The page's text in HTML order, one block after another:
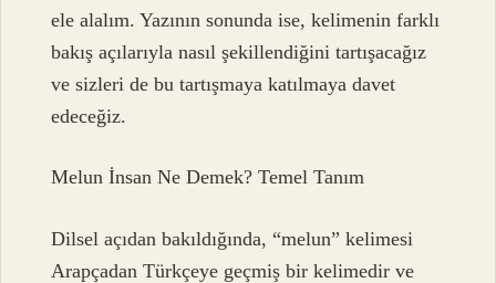
ele alalım. Yazının sonunda ise, kelimenin farklı
bakış açılarıyla nasıl şekillendiğini tartışacağız
ve sizleri de bu tartışmaya katılmaya davet
edeceğiz.
Melun İnsan Ne Demek? Temel Tanım
Dilsel açıdan bakıldığında, “melun” kelimesi
Arapçadan Türkçeye geçmiş bir kelimedir ve